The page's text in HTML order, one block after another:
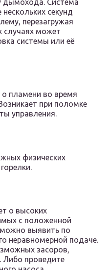
дымохода. Система
секунд
перезагружая
случаях может
системы или её
пламени во время
при поломке
управления.
физических
о высоких
с положенной
выявить по
неравномерной подаче.
засоров,
Либо проведите